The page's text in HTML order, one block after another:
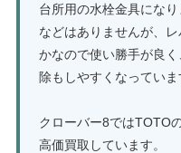
台所用の水栓金具にな
などはありませんが、
かなので使い勝手が良
除もしやすくなっていま
クローバー8ではTOTO
高価買取しています。